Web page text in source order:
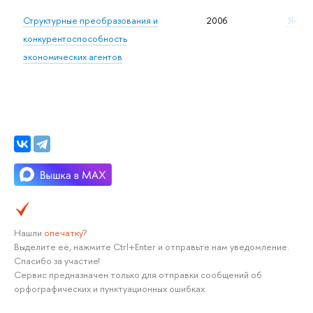
Структурные преобразования и
конкурентоспособность
экономических агентов
2006
Нашли опечатку?
Выделите её, нажмите Ctrl+Enter и отправьте нам уведомление.
Спасибо за участие!
Сервис предназначен только для отправки сообщений об
орфографических и пунктуационных ошибках.